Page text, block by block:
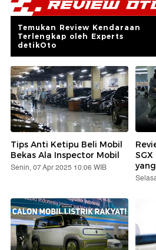
Temukan Review Kendaraan
Terlengkap oleh Experts
detikOto
Tips Anti Ketipu Beli Mobil
Bekas Ala Inspector Mobil
Senin, 07 Apr 2025 10:06 WIB